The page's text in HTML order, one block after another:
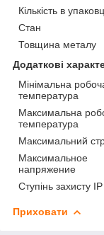
Кількість в
Стан
Товщина металу
Додаткові
Мінімальна
температура
Максимальна
температура
Максимальний
Максимальное
напряжение
Ступінь захисту IP
Приховати